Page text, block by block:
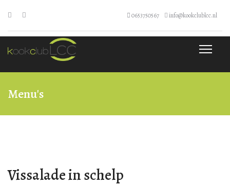
0653750567 info@kookclublcc.nl
Menu's
Vissalade in schelp